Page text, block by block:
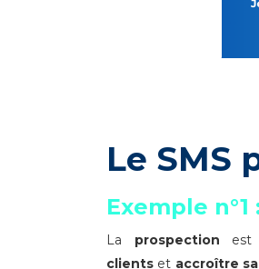
Le SMS
Exemple
La prospection est
clients et accroître